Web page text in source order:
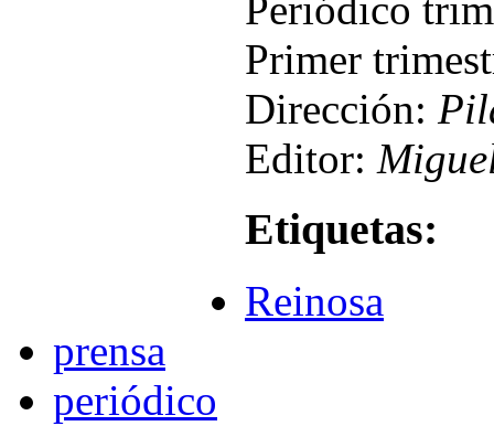
Primer
Dirección:
Editor:
Etiquetas:
Reinosa
prensa
periódico